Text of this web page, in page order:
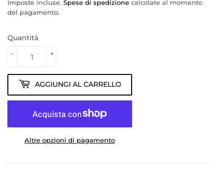
Imposte incluse. Spese di spedizione calcolate al momento
del pagamento.
Quantità
+
-
AGGIUNGI AL CARRELLO
Altre opzioni di pagamento